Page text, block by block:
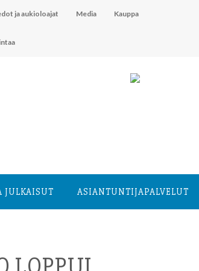
ja aukioloajat Media Kauppa
JULKAISUT ASIANTUNTIJA­PALVELUT